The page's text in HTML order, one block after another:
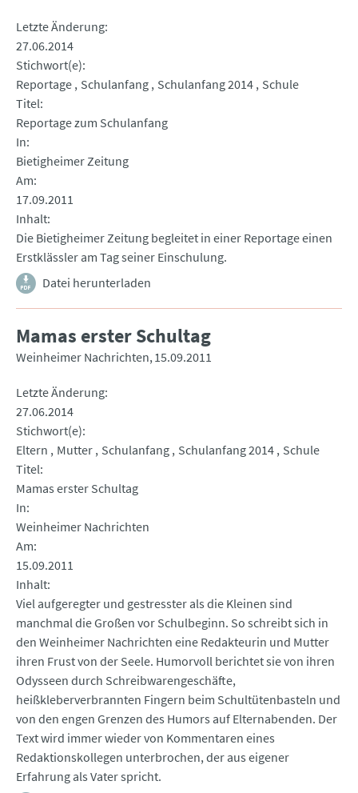
Letzte Änderung
27.06.2014
Stichwort(e)
Reportage Schulanfang Schulanfang 2014 Schule
Titel
Reportage zum Schulanfang
In
Bietigheimer Zeitung
Am
17.09.2011
Inhalt
Die Bietigheimer Zeitung begleitet in einer Reportage einen
Erstklässler am Tag seiner Einschulung.
Datei herunterladen
Mamas erster Schultag
Weinheimer Nachrichten 15.09.2011
Letzte Änderung
27.06.2014
Stichwort(e)
Eltern
Mutter Schulanfang Schulanfang 2014 Schule
Titel
Mamas erster Schultag
In
Weinheimer Nachrichten
Am
15.09.2011
Inhalt
Viel aufgeregter und gestresster als die Kleinen sind
manchmal die Großen vor Schulbeginn. So schreibt sich in
den Weinheimer Nachrichten eine Redakteurin und Mutter
ihren Frust von der Seele. Humorvoll berichtet sie von ihren
Odysseen durch Schreibwarengeschäfte,
heißkleberverbrannten Fingern beim Schultütenbasteln und
von den engen Grenzen des Humors auf Elternabenden. Der
Text wird immer wieder von Kommentaren eines
Redaktionskollegen unterbrochen, der aus eigener
Erfahrung als Vater spricht.